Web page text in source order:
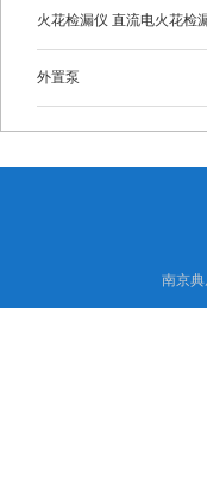
火花检漏仪 直流电火花检
6-A型
外置泵
南京典